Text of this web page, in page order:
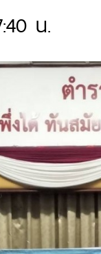
น.